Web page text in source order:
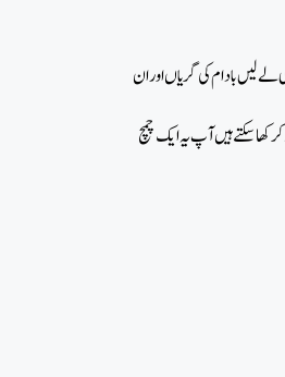
لیں بادام کی گریاں اور ان
کھا سکتے ہیں آپ یہ ایک چمچ